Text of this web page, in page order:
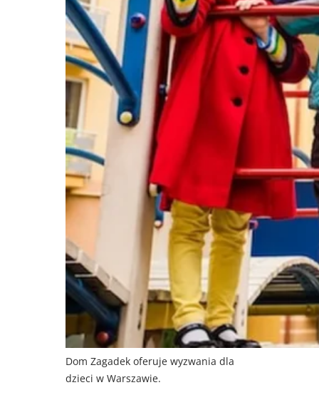
Dom Zagadek oferuje wyzwania dla
dzieci w Warszawie.